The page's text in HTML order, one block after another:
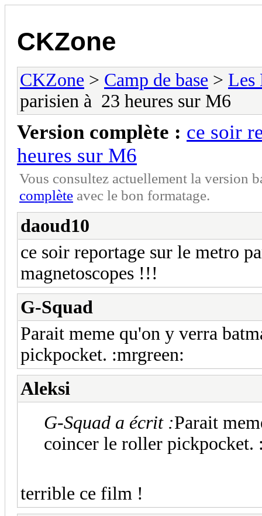
CKZone
CKZone > Camp de base > Les
parisien à 23 heures sur M6
Version complète : ce soir
heures sur M6
Vous consultez actuellement la version
complète avec le bon formatage.
daoud10
ce soir reportage sur le metro
magnetoscopes !!!
G-Squad
Parait meme qu'on y verra
pickpocket. :mrgreen:
Aleksi
G-Squad a écrit :Parait
coincer le roller pickpocket.
terrible ce film !